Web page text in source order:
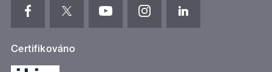
Certifikováno